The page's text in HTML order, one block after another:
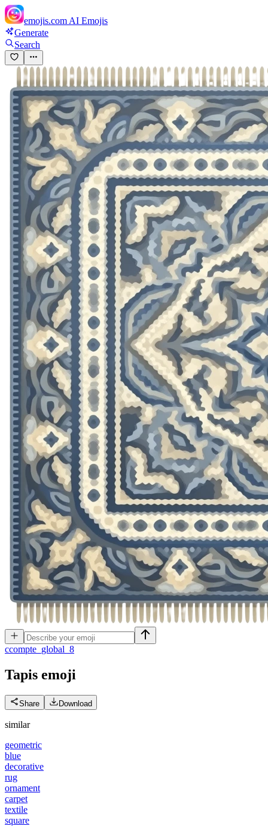
emojis.com AI Emojis
Generate
Search
ccompte_global_8
Tapis emoji
Share Download
similar
geometric
blue
decorative
rug
ornament
carpet
textile
square